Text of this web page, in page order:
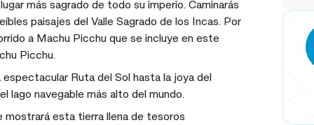
más sagrado de todo su imperio. Caminarás
paisajes del Valle Sagrado de los Incas. Por
a Machu Picchu que se incluye en este
Picchu.
Ruta del Sol hasta la joya del
lago navegable más alto del mundo.
esta tierra llena de tesoros